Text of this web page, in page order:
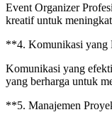
Event Organizer
kreatif untuk
**4. Komunikasi
Komunikasi yang
yang berharga untuk
**5. Manajemen